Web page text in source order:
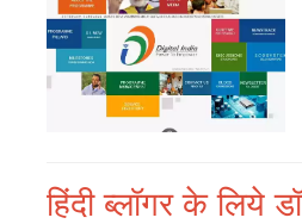
हिंदी ब्लॉगर के लिये